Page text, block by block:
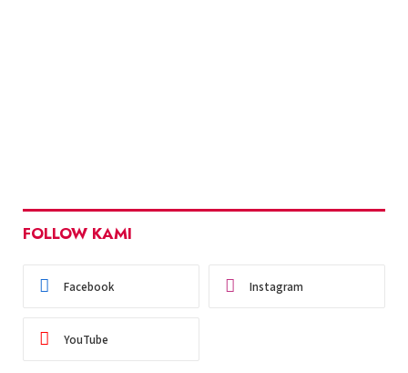
FOLLOW KAMI
Facebook Instagram
YouTube